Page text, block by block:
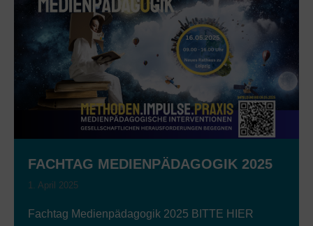
FACHTAG MEDIENPÄDAGOGIK 2025
1. April 2025
Fachtag Medienpädagogik 2025 BITTE HIER